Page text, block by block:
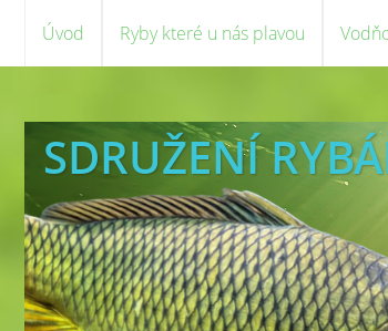
Úvod Ryby které u nás plavou
SDRUŽENÍ